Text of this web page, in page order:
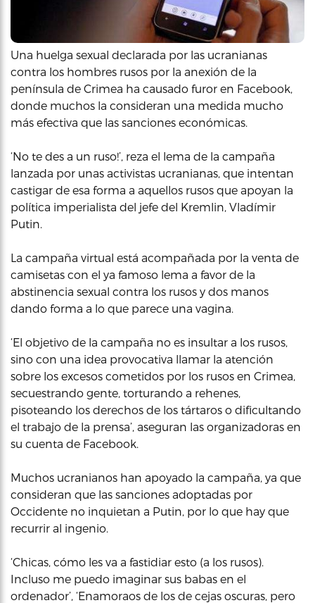
Una huelga sexual declarada por las ucranianas
contra los hombres rusos por la anexión de la
península de Crimea ha causado furor en Facebook,
donde muchos la consideran una medida mucho
más efectiva que las sanciones económicas.
‘No te des a un ruso!’, reza el lema de la campaña
lanzada por unas activistas ucranianas, que intentan
castigar de esa forma a aquellos rusos que apoyan la
política imperialista del jefe del Kremlin, Vladímir
Putin.
La campaña virtual está acompañada por la venta de
camisetas con el ya famoso lema a favor de la
abstinencia sexual contra los rusos y dos manos
dando forma a lo que parece una vagina.
‘El objetivo de la campaña no es insultar a los rusos,
sino con una idea provocativa llamar la atención
sobre los excesos cometidos por los rusos en Crimea,
secuestrando gente, torturando a rehenes,
pisoteando los derechos de los tártaros o dificultando
el trabajo de la prensa’, aseguran las organizadoras en
su cuenta de Facebook.
Muchos ucranianos han apoyado la campaña, ya que
consideran que las sanciones adoptadas por
Occidente no inquietan a Putin, por lo que hay que
recurrir al ingenio.
‘Chicas, cómo les va a fastidiar esto (a los rusos).
Incluso me puedo imaginar sus babas en el
ordenador’, ‘Enamoraos de los de cejas oscuras, pero